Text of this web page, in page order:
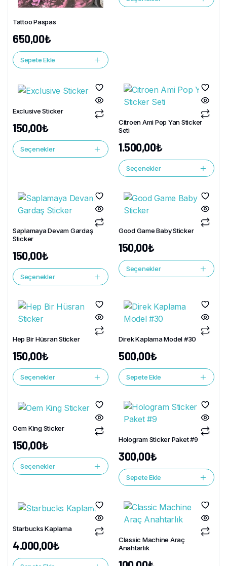
Tattoo Paspas
650,00₺
Sepete Ekle
Exclusive Sticker
150,00₺
Seçenekler
Citroen Ami Pop Yan Sticker
Seti
1.500,00₺
Seçenekler
Saplamaya Devam Gardaş
Sticker
150,00₺
Seçenekler
Good Game Baby Sticker
150,00₺
Seçenekler
Hep Bir Hüsran Sticker
150,00₺
Seçenekler
Direk Kaplama Model #30
500,00₺
Sepete Ekle
Oem King Sticker
150,00₺
Seçenekler
Hologram Sticker Paket #9
300,00₺
Sepete Ekle
Starbucks Kaplama
4.000,00₺
Classic Machine Araç
Anahtarlık